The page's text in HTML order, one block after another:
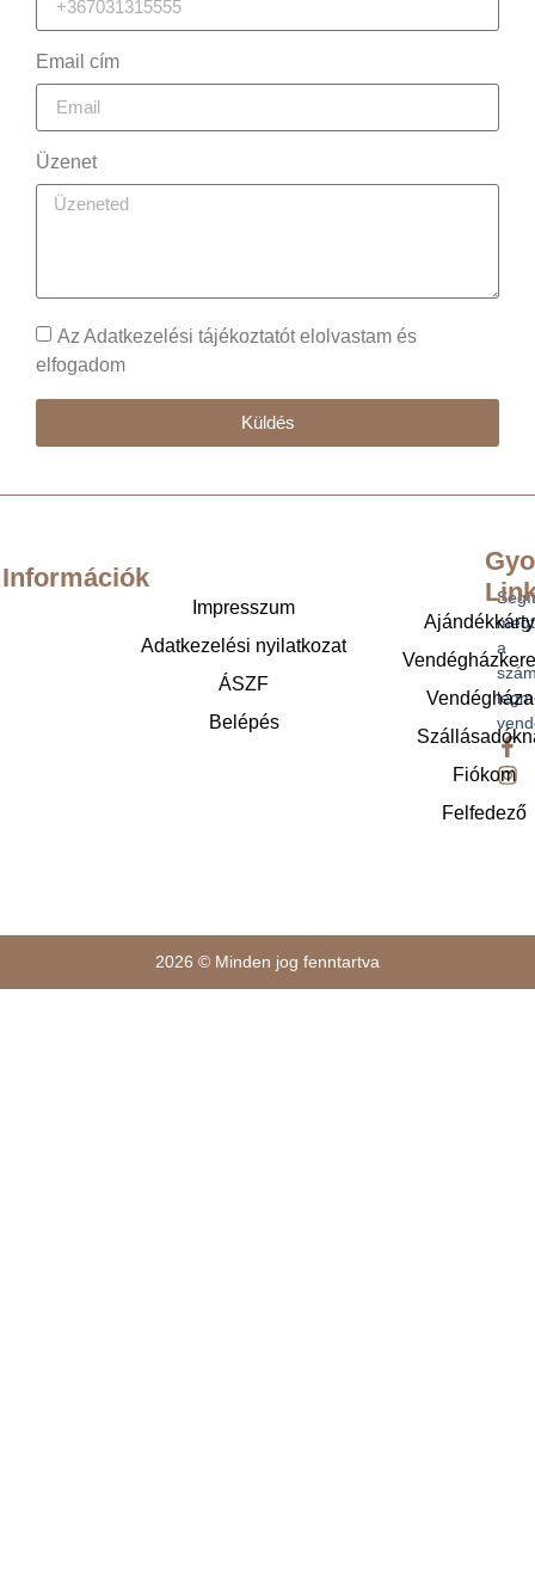
Email cím
Üzenet
Az Adatkezelési tájékoztatót elolvastam és
elfogadom
Küldés
a
Fiókom
Felfedező
Információk
Impresszum
Adatkezelési nyilatkozat
ÁSZF
Belépés
2026 © Minden jog fenntartva